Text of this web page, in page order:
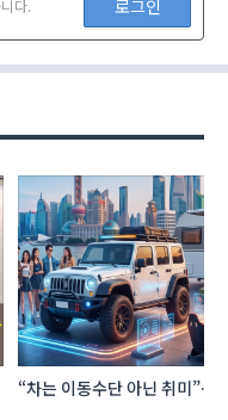
다. 로그인
“차는 이동수단 아닌 취미”…